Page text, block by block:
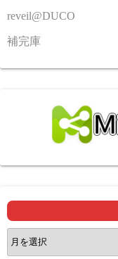
reveil@DUCO
補完庫
ア
ー